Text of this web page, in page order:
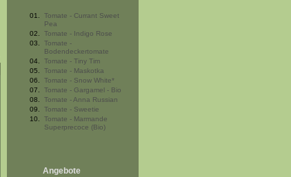
01.
Tomate - Currant Sweet
Pea
02.
Tomate - Indigo Rose
03.
Tomate -
Bodendeckertomate
04.
Tomate - Tiny Tim
05.
Tomate - Maskotka
06.
Tomate - Snow White*
07.
Tomate - Gargamel - Bio
08.
Tomate - Anna Russian
09.
Tomate - Sweetie
10.
Tomate - Marmande
Superprecoce (Bio)
Angebote